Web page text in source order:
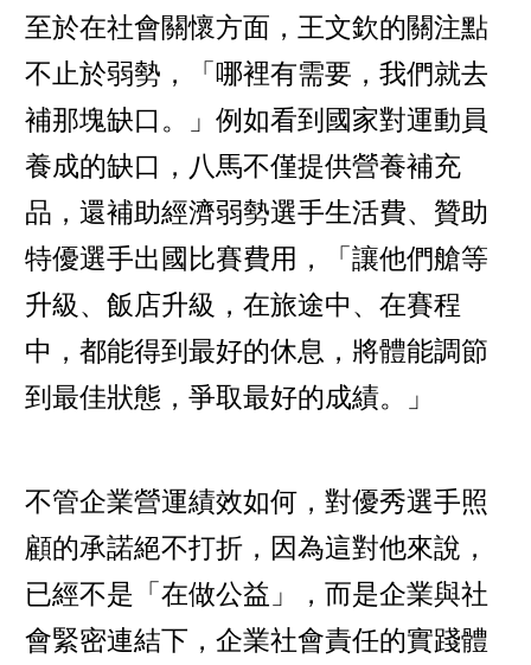
至於在社會關懷方面，王文欽的關注點
不止於弱勢，「哪裡有需要，我們就去
補那塊缺口。」例如看到國家對運動員
養成的缺口，八馬不僅提供營養補充
品，還補助經濟弱勢選手生活費、贊助
特優選手出國比賽費用，「讓他們艙等
升級、飯店升級，在旅途中、在賽程
中，都能得到最好的休息，將體能調節
到最佳狀態，爭取最好的成績。」
不管企業營運績效如何，對優秀選手照
顧的承諾絕不打折，因為這對他來說，
已經不是「在做公益」，而是企業與社
會緊密連結下，企業社會責任的實踐體